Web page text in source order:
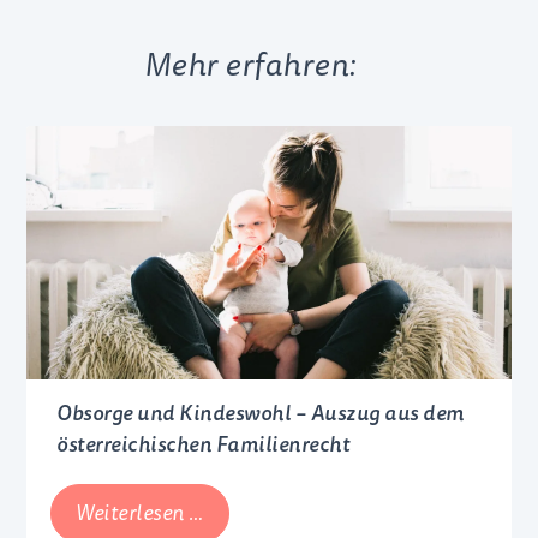
Mehr erfahren:
Obsorge und Kindeswohl – Auszug aus dem
österreichischen Familienrecht
Weiterlesen … Obsorge